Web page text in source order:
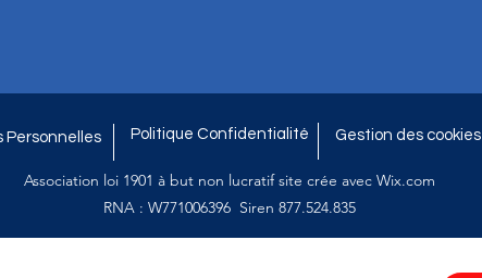
Personnelles Politique Confidentialité Gestion des cookies
Association loi 1901 à but non lucratif site crée avec Wix.com
RNA : W771006396 Siren 877.524.835